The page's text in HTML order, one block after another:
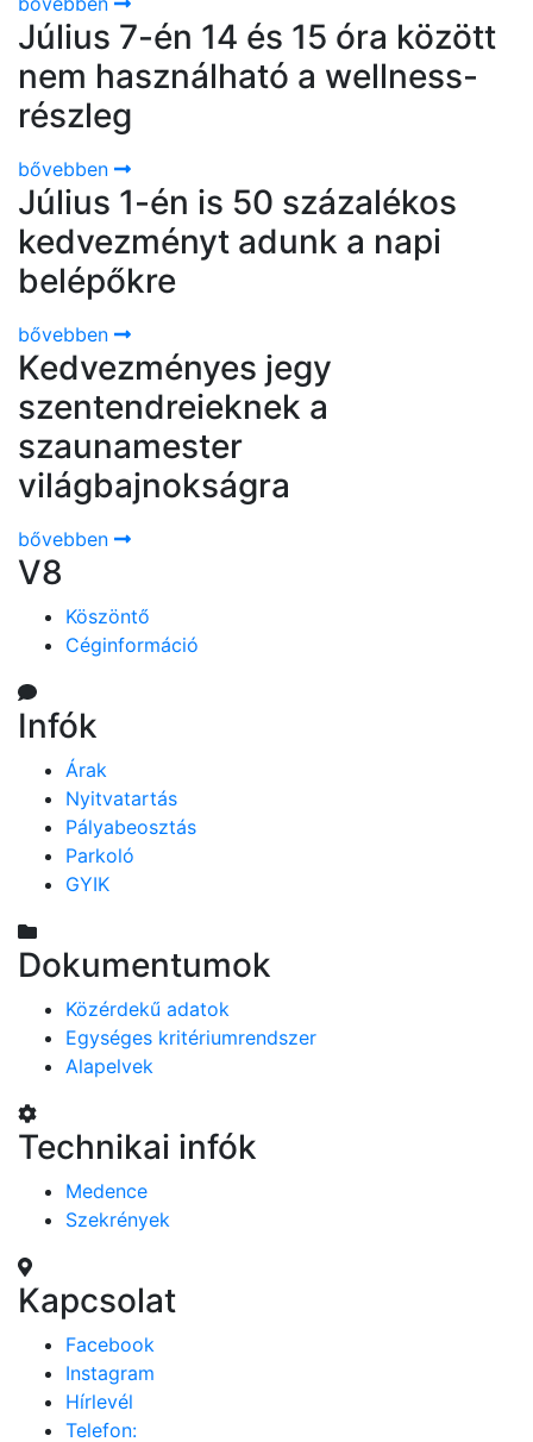
Július 7-én 14 és 15 óra között
nem használható a wellness-
részleg
bővebben
Július 1-én is 50 százalékos
kedvezményt adunk a napi
belépőkre
bővebben
Kedvezményes jegy
szentendreieknek a
szaunamester
világbajnokságra
bővebben
V8
Köszöntő
Céginformáció
Infók
Árak
Nyitvatartás
Pályabeosztás
Parkoló
GYIK
Dokumentumok
Közérdekű adatok
Egységes kritériumrendszer
Alapelvek
Technikai infók
Medence
Szekrények
Kapcsolat
Facebook
Instagram
Hírlevél
Telefon: